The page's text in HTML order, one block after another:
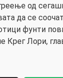
од
да се
фунти
Крег Лори,